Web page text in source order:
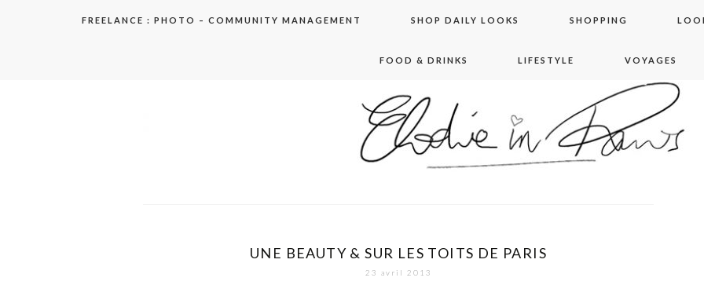
FREELANCE : PHOTO – COMMUNITY MANAGEMENT SHOP DAILY LOOKS SHOPPING
FOOD & DRINKS LIFESTYLE VOYAGES
elodie in paris
UNE BEAUTY & SUR LES TOITS DE PARIS
23 avril 2013